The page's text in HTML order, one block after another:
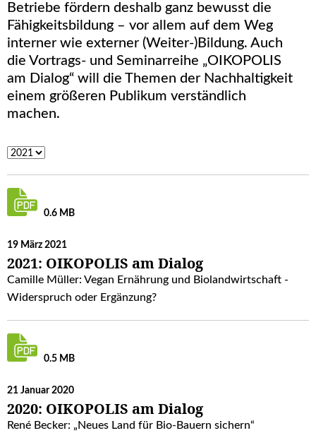
Betriebe fördern deshalb ganz bewusst die
Fähigkeitsbildung – vor allem auf dem Weg
interner wie externer (Weiter-)Bildung. Auch
die Vortrags- und Seminarreihe „OIKOPOLIS
am Dialog“ will die Themen der Nachhaltigkeit
einem größeren Publikum verständlich
machen.
0.6 MB
19 März 2021
2021: OIKOPOLIS am Dialog
Camille Müller: Vegan Ernährung und Biolandwirtschaft -
Widerspruch oder Ergänzung?
0.5 MB
21 Januar 2020
2020: OIKOPOLIS am Dialog
René Becker: „Neues Land für Bio-Bauern sichern“